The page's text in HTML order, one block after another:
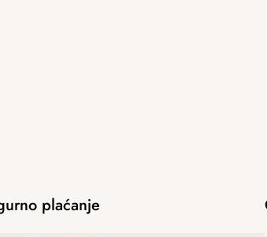
plaćanje